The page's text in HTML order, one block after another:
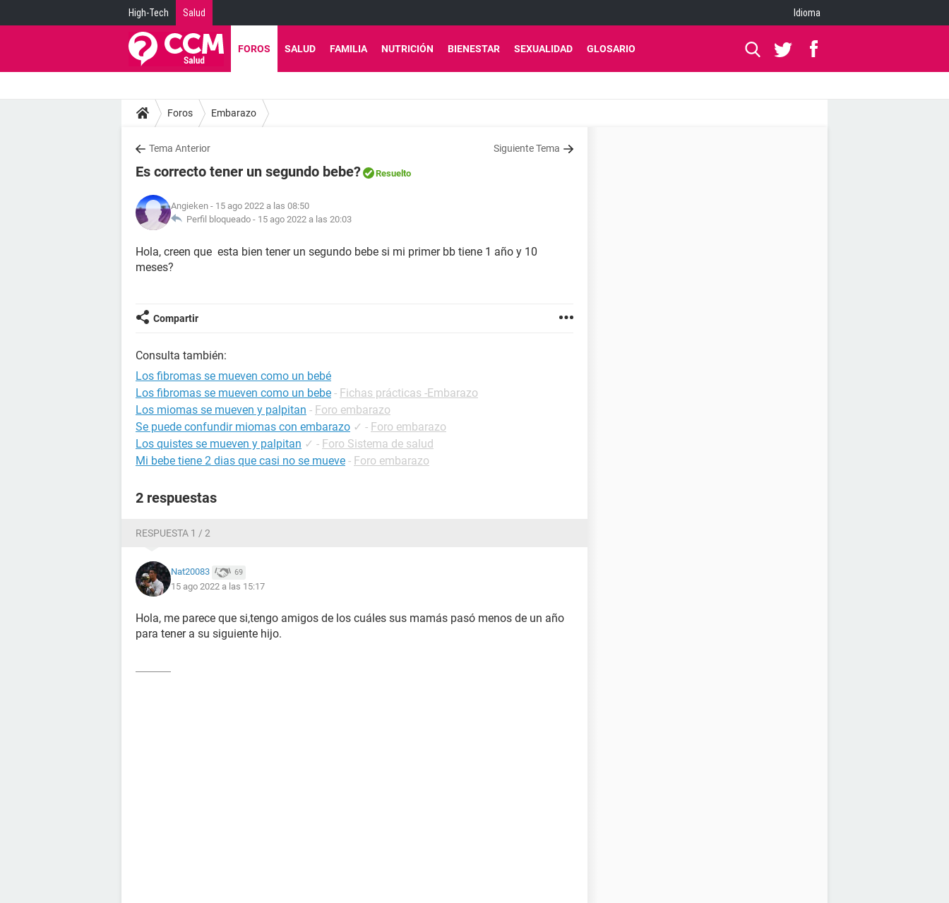
High-Tech Salud Idioma
FOROS SALUD FAMILIA NUTRICIÓN BIENESTAR SEXUALIDAD GLOSARIO
Foros Embarazo
Tema Anterior Siguiente Tema
Es correcto tener un segundo bebe? Resuelto
Angieken - 15 ago 2022 a las 08:50
Perfil bloqueado - 15 ago 2022 a las 20:03
Hola, creen que esta bien tener un segundo bebe si mi primer bb tiene 1 año y 10
meses?
Compartir
Consulta también:
Los fibromas se mueven como un bebé
Los fibromas se mueven como un bebe - Fichas prácticas -Embarazo
Los miomas se mueven y palpitan - Foro embarazo
Se puede confundir miomas con embarazo ✓ - Foro embarazo
Los quistes se mueven y palpitan ✓ - Foro Sistema de salud
Mi bebe tiene 2 dias que casi no se mueve - Foro embarazo
2 respuestas
RESPUESTA 1 / 2
Nat20083 69
15 ago 2022 a las 15:17
Hola, me parece que si,tengo amigos de los cuáles sus mamás pasó menos de un año
para tener a su siguiente hijo.